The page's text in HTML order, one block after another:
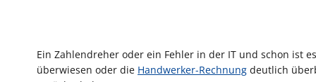
Ein Zahlendreher oder ein Fehler in der IT und schon ist
überwiesen oder die Handwerker-Rechnung deutlich